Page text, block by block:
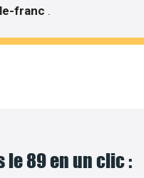
franc .
le 89 en un clic :